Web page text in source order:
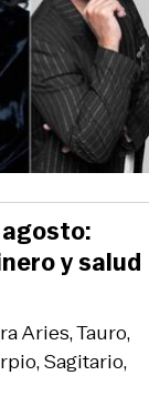
Aries, Tauro,
Sagitario,
y salud